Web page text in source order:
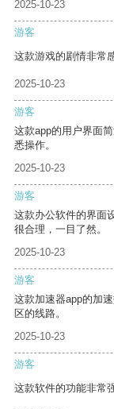
2025-10-23
游客
这款游戏的剧情非常
2025-10-23
游客
这款app的用户界面
悉操作。
2025-10-23
游客
这款办公软件的界面
很合理，一目了然。
2025-10-23
游客
这款加速器app的加
区的线路。
2025-10-23
游客
这款软件的功能非常